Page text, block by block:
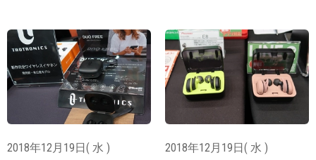
2018年12月19日( 水 ) 2018年12月19日( 水 )